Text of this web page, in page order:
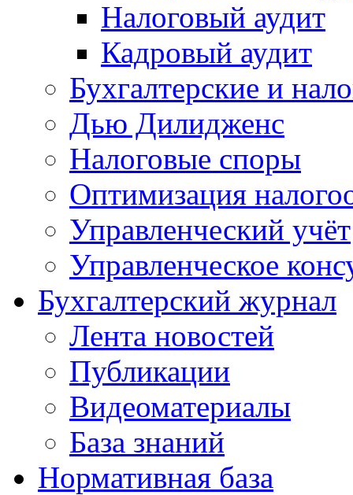
Налоговый аудит
Кадровый аудит
Бухгалтерские и
Дью Дилидженс
Налоговые споры
Оптимизация
Управленческий учёт
Управленческое
Бухгалтерский журнал
Лента новостей
Публикации
Видеоматериалы
База знаний
Нормативная база